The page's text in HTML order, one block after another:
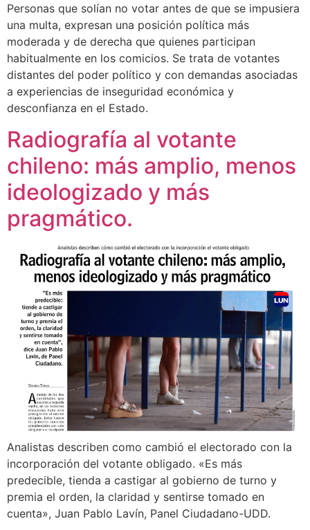
Personas que solían no votar antes de que se impusiera
una multa, expresan una posición política más
moderada y de derecha que quienes participan
habitualmente en los comicios. Se trata de votantes
distantes del poder político y con demandas asociadas
a experiencias de inseguridad económica y
desconfianza en el Estado.
Radiografía al votante
chileno: más amplio, menos
ideologizado y más
pragmático.
Analistas describen como cambió el electorado con la
incorporación del votante obligado. «Es más
predecible, tienda a castigar al gobierno de turno y
premia el orden, la claridad y sentirse tomado en
cuenta», Juan Pablo Lavín, Panel Ciudadano-UDD.